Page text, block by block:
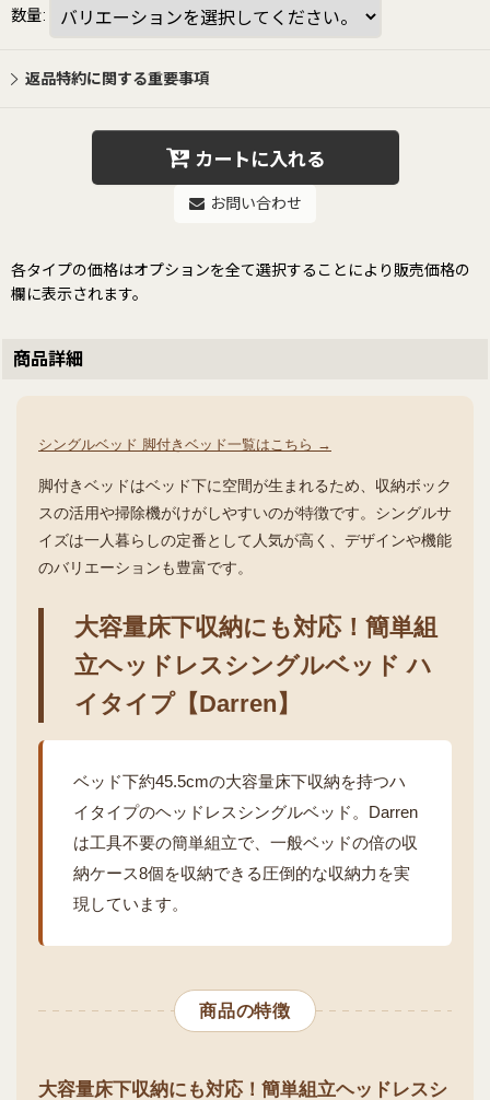
数量:
返品特約に関する重要事項
カートに入れる
お問い合わせ
各タイプの価格はオプションを全て選択することにより販売価格の
欄に表示されます。
商品詳細
シングルベッド 脚付きベッド一覧はこちら →
脚付きベッドはベッド下に空間が生まれるため、収納ボック
スの活用や掃除機がけがしやすいのが特徴です。シングルサ
イズは一人暮らしの定番として人気が高く、デザインや機能
のバリエーションも豊富です。
大容量床下収納にも対応！簡単組
立ヘッドレスシングルベッド ハ
イタイプ【Darren】
ベッド下約45.5cmの大容量床下収納を持つハ
イタイプのヘッドレスシングルベッド。Darren
は工具不要の簡単組立で、一般ベッドの倍の収
納ケース8個を収納できる圧倒的な収納力を実
現しています。
商品の特徴
大容量床下収納にも対応！簡単組立ヘッドレスシ